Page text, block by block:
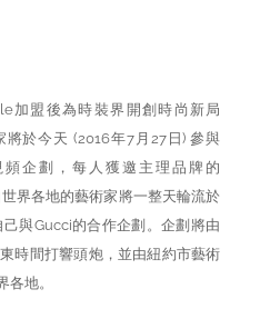
加盟後為時裝界開創時尚新局
於今天 (2016年7月27日) 參與
頻企劃，每人獲邀主理品牌的
界各地的藝術家將一整天輪流於
與Gucci的合作企劃。企劃將由
時間打響頭炮，並由紐約市藝術
地。